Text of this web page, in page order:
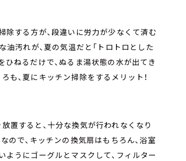
除する方が、段違いに労力が少なくて済む
油汚れが、夏の気温だと「トロトロとした
ひねるだけで、ぬるま湯状態の水が出てき
も、夏にキッチン掃除をするメリット！
置すると、十分な換気が行われなくなり
ので、キッチンの換気扇はもちろん、浴室
ようにゴーグルとマスクして、フィルター